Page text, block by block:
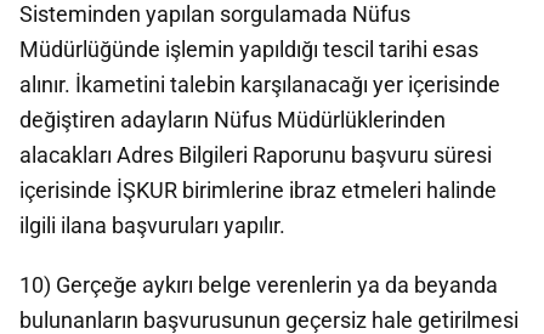
Sisteminden yapılan sorgulamada Nüfus
Müdürlüğünde işlemin yapıldığı tescil tarihi esas
alınır. İkametini talebin karşılanacağı yer içerisinde
değiştiren adayların Nüfus Müdürlüklerinden
alacakları Adres Bilgileri Raporunu başvuru süresi
içerisinde İŞKUR birimlerine ibraz etmeleri halinde
ilgili ilana başvuruları yapılır.
10) Gerçeğe aykırı belge verenlerin ya da beyanda
bulunanların başvurusunun geçersiz hale getirilmesi